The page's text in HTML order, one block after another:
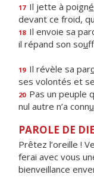
17 Il jette à poigné
devant ce froid, qu
18 Il envoie sa
il répand son sou
19 Il révèle sa par
ses volontés et
20 Pas un peuple
nul autre n’a connu
PAROLE DE
Prêtez l’oreille !
ferai avec vous
bienveillance